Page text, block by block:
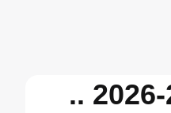
موعد قرعة ملحق دور الـ 16 فى دوري أبطال أوروبا 2025-2026 ..